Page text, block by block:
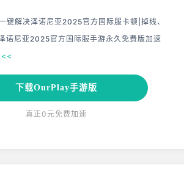
键解决泽诺尼亚2025官方国际服卡顿|掉线、
诺尼亚2025官方国际服手游永久免费版加速
下载OurPlay手游版
真正0元免费加速